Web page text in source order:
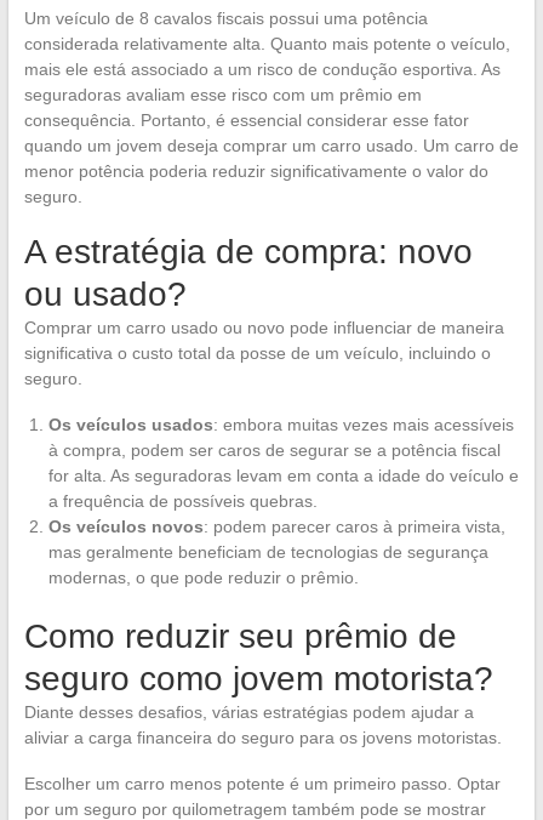
Um veículo de 8 cavalos fiscais possui uma potência
considerada relativamente alta. Quanto mais potente o veículo,
mais ele está associado a um risco de condução esportiva. As
seguradoras avaliam esse risco com um prêmio em
consequência. Portanto, é essencial considerar esse fator
quando um jovem deseja comprar um carro usado. Um carro de
menor potência poderia reduzir significativamente o valor do
seguro.
A estratégia de compra: novo
ou usado?
Comprar um carro usado ou novo pode influenciar de maneira
significativa o custo total da posse de um veículo, incluindo o
seguro.
Os veículos usados: embora muitas vezes mais acessíveis
à compra, podem ser caros de segurar se a potência fiscal
for alta. As seguradoras levam em conta a idade do veículo e
a frequência de possíveis quebras.
Os veículos novos: podem parecer caros à primeira vista,
mas geralmente beneficiam de tecnologias de segurança
modernas, o que pode reduzir o prêmio.
Como reduzir seu prêmio de
seguro como jovem motorista?
Diante desses desafios, várias estratégias podem ajudar a
aliviar a carga financeira do seguro para os jovens motoristas.
Escolher um carro menos potente é um primeiro passo. Optar
por um seguro por quilometragem também pode se mostrar